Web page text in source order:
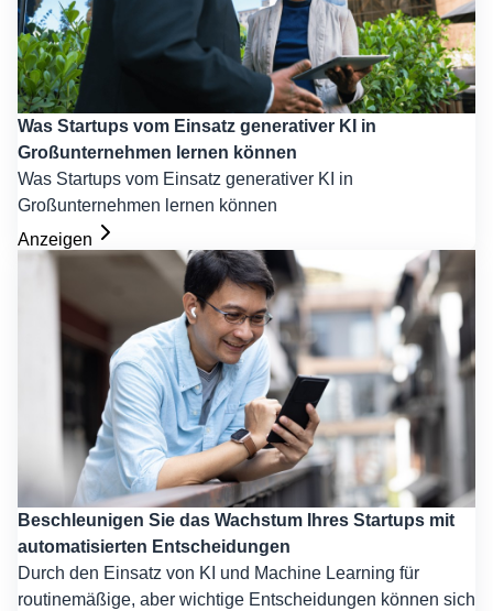
Was Startups vom Einsatz generativer KI in
Großunternehmen lernen können
Was Startups vom Einsatz generativer KI in
Großunternehmen lernen können
Anzeigen
Beschleunigen Sie das Wachstum Ihres Startups mit
automatisierten Entscheidungen
Durch den Einsatz von KI und Machine Learning für
routinemäßige, aber wichtige Entscheidungen können sich